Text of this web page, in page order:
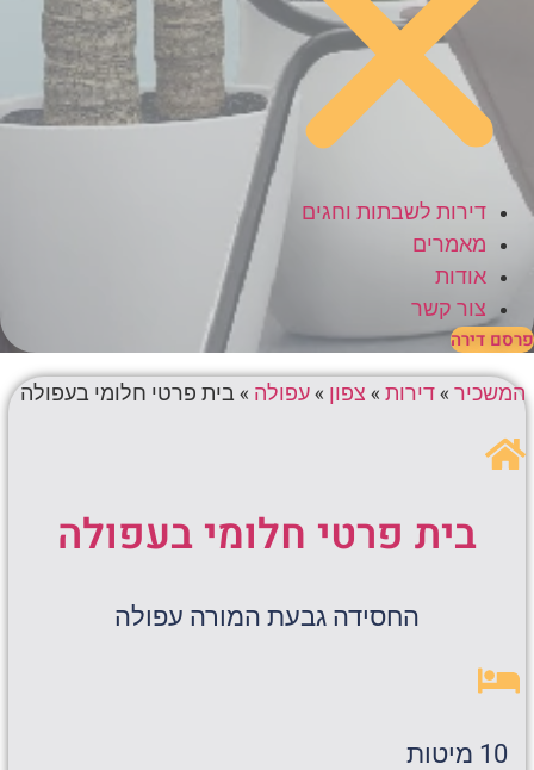
דירות לשבתות וחגים
מאמרים
אודות
צור קשר
פרסם דירה
המשכיר »דירות » צפון »עפולה »בית פרטי חלומי בעפולה
בית פרטי חלומי בעפולה
החסידה גבעת המורה עפולה
10 מיטות